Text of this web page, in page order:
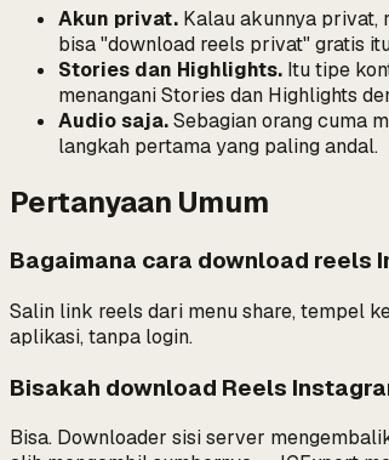
Akun privat. Kalau akunnya privat,
bisa "download reels privat" gratis
Stories dan Highlights. Itu tipe
menangani Stories dan Highlights
Audio saja.Sebagian orang cuma
langkah pertama yang paling andal.
Pertanyaan Umum
Bagaimana cara download reels
Salin link reels dari menu share, tempel
aplikasi, tanpa login.
Bisakah download Reels
Bisa. Downloader sisi server